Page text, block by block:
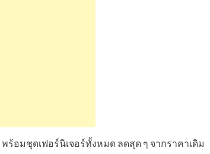
ร้อมชุดเฟอร์นิเจอร์ทั้งหมด ลดสุด ๆ จากราคาเดิม